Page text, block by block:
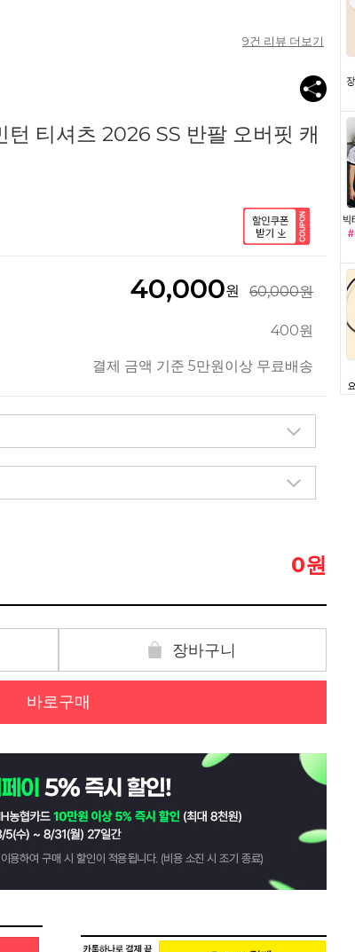
9건 리뷰 더보기
턴 티셔츠 2026 SS 반팔 오버핏 캐
40,000원 60,000원
400원
결제 금액 기준 5만원이상 무료배송
0원
장바구니
바로구매